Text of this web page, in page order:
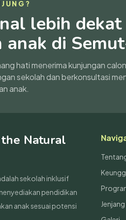
lebih
di
hati menerima kunjungan
sekolah dan berkonsultasi
anak.
Natural
sekolah inklusif
pendidikan
anak sesuai potensi
Jenjang